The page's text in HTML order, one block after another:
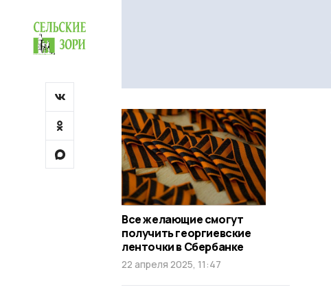
Все желающие смогут
получить георгиевские
ленточки в Сбербанке
22 апреля 2025, 11:47